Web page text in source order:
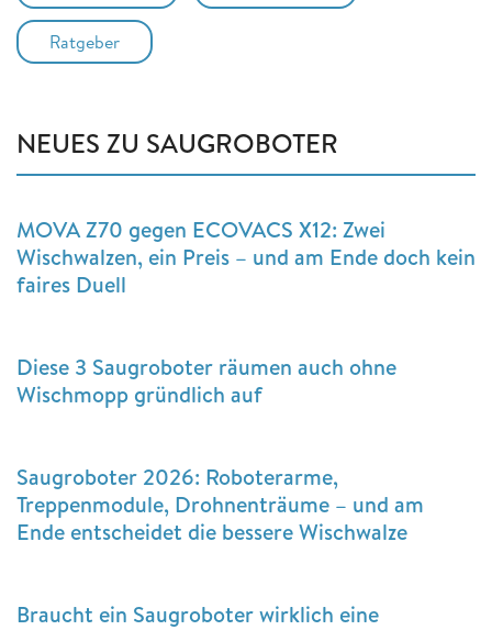
Ratgeber
NEUES ZU SAUGROBOTER
MOVA Z70 gegen ECOVACS X12: Zwei
Wischwalzen, ein Preis – und am Ende doch kein
faires Duell
Diese 3 Saugroboter räumen auch ohne
Wischmopp gründlich auf
Saugroboter 2026: Roboterarme,
Treppenmodule, Drohnenträume – und am
Ende entscheidet die bessere Wischwalze
Braucht ein Saugroboter wirklich eine